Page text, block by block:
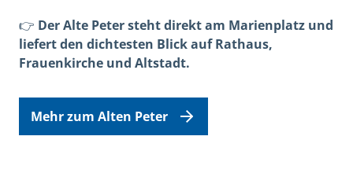
👉 Der Alte Peter steht direkt am Marienplatz und
liefert den dichtesten Blick auf Rathaus,
Frauenkirche und Altstadt.
Mehr zum Alten Peter